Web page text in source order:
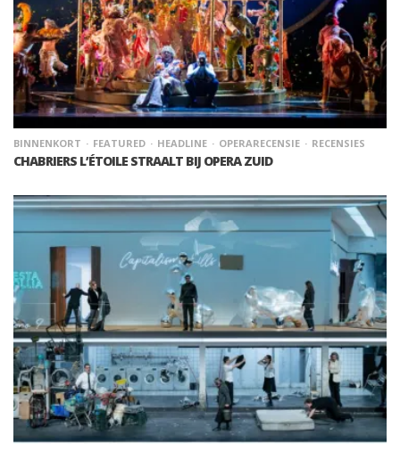
BINNENKORT FEATURED HEADLINE OPERARECENSIE RECENSIES
CHABRIERS L’ÉTOILE STRAALT BIJ OPERA ZUID